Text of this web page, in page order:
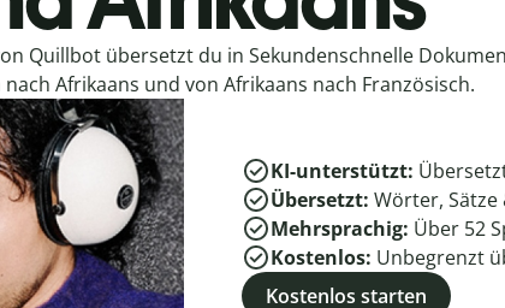
Quillbot übersetzt du in Sekundenschnelle
nach Afrikaans und von Afrikaans nach Französisch.
KI-unterstützt:
Übersetzt: Wörter, Sätze
Mehrsprachig: Über 52
Kostenlos: Unbegrenzt
Kostenlos starten